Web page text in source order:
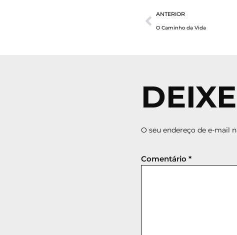
ANTERIOR
O Caminho da Vida
O seu endereço de e-mail
Comentário *